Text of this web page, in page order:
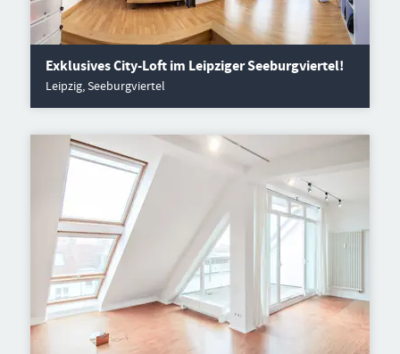
Exklusives City-Loft im Leipziger Seeburgviertel!
Leipzig, Seeburgviertel